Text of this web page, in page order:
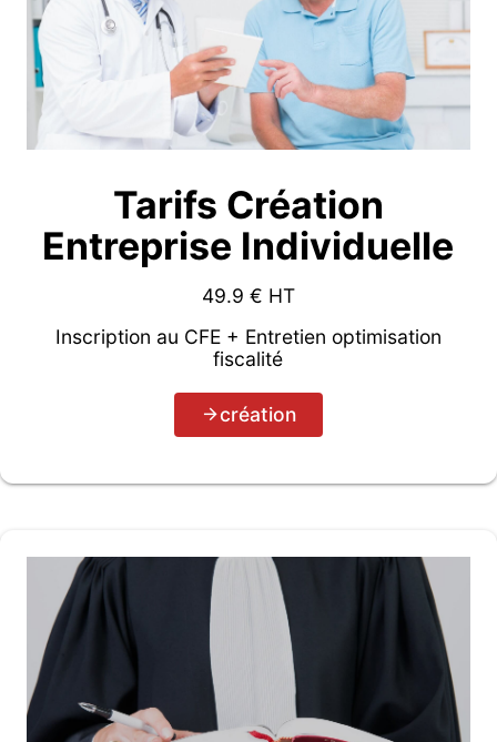
Tarifs Création
Entreprise Individuelle
49.9 € HT
Inscription au CFE + Entretien optimisation
fiscalité
création